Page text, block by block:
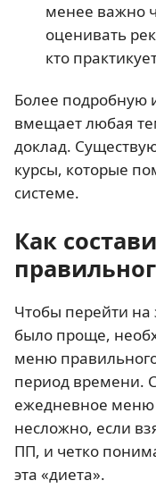
менее важно
оценивать
кто
Более
вмещает любая
доклад.
курсы, которые
системе.
Как
Чтобы перейти
было проще,
меню
период времени.
ежедневное меню
несложно, если
ПП, и четко
эта «диета».